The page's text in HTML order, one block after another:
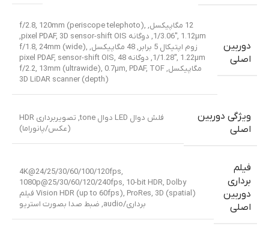
دوربین
اصلی
12 مگاپیکسل, f/2.8, 120mm (periscope telephoto),
1/3.06″, 1.12µm, دوگانه pixel PDAF, 3D sensor-shift OIS,
زوم اپتیکال 5 برابر
,
48 مگاپیکسل, f/1.8, 24mm (wide),
1/1.28″, 1.22µm, دوگانه pixel PDAF, sensor-shift OIS
, 48
مگاپیکسل, f/2.2, 13mm (ultrawide), 0.7µm, PDAF
, TOF
3D LiDAR scanner (depth)
ویژگی دوربین
اصلی
فلش دوال LED دوال tone, تصویربرداری HDR
(عکس/پانوراما)
فیلم
برداری
دوربین
اصلی
4K@24/25/30/60/100/120fps,
1080p@25/30/60/120/240fps, 10-bit HDR, Dolby
Vision HDR (up to 60fps), ProRes, 3D (spatial) فیلم
برداری/audio, ضبط صدا بصورت استریو